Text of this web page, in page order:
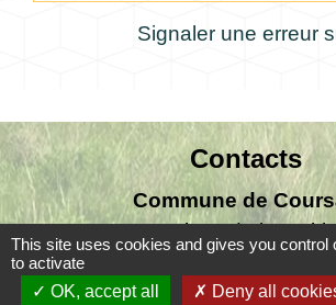
Signaler une erreur
Contacts
Commune de
1 place de la
24430 Coursac -
+33 5 53 54 61 61
This site uses cookies and gives you control
to activate
OK, accept all
Deny all